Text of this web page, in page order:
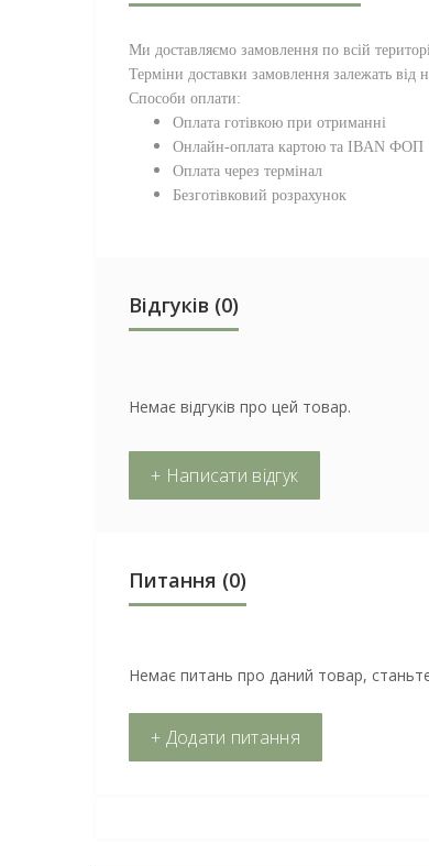
Ми доставляємо замовлення по всій
Терміни доставки замовлення залежать від
Способи оплати:
Оплата готівкою при отриманні
Онлайн-оплата картою та IBAN ФОП
Оплата через термінал
Безготівковий розрахунок
Відгуків (0)
Немає відгуків про цей товар.
+ Написати відгук
Питання (0)
Немає питань про даний товар,
+ Додати питання